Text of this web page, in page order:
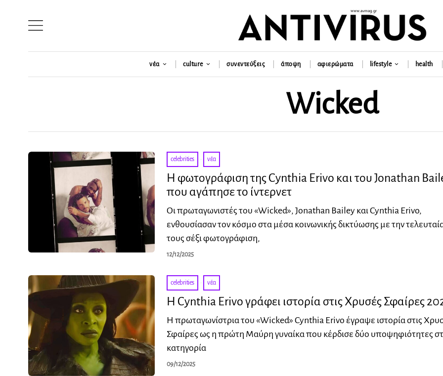
νέα culture συνεντεύξεις άποψη αφιερώματα lifestyle health
Wicked
celebrities · νέα
Η φωτογράφιση της Cynthia Erivo και του Jonathan
που αγάπησε το ίντερνετ
Οι πρωταγωνιστές του «Wicked», Jonathan Bailey και Cynthia Erivo,
ενθουσίασαν τον κόσμο στα μέσα κοινωνικής δικτύωσης με την
τους σέξι φωτογράφιση,
12/12/2025
celebrities · νέα
Η Cynthia Erivo γράφει ιστορία στις Χρυσές Σφαίρες
Η πρωταγωνίστρια του «Wicked» Cynthia Erivo έγραψε ιστορία στις
Σφαίρες ως η πρώτη Μαύρη γυναίκα που κέρδισε δύο υποψηφιότητες
κατηγορία
09/12/2025